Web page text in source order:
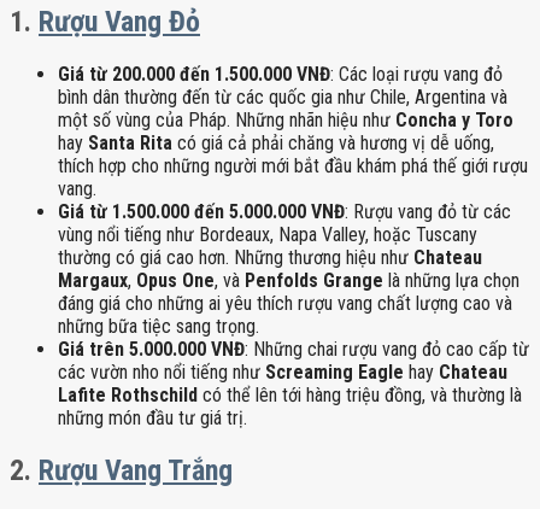
1. Rượu Vang Đỏ
Giá từ 200.000 đến 1.500.000 VNĐ: Các loại rượu vang đỏ
bình dân thường đến từ các quốc gia như Chile, Argentina và
một số vùng của Pháp. Những nhãn hiệu như Concha y Toro
hay Santa Rita có giá cả phải chăng và hương vị dễ uống,
thích hợp cho những người mới bắt đầu khám phá thế giới rượu
vang.
Giá từ 1.500.000 đến 5.000.000 VNĐ: Rượu vang đỏ từ các
vùng nổi tiếng như Bordeaux, Napa Valley, hoặc Tuscany
thường có giá cao hơn. Những thương hiệu như Chateau
Margaux, Opus One, và Penfolds Grange là những lựa chọn
đáng giá cho những ai yêu thích rượu vang chất lượng cao và
những bữa tiệc sang trọng.
Giá trên 5.000.000 VNĐ: Những chai rượu vang đỏ cao cấp từ
các vườn nho nổi tiếng như Screaming Eagle hay Chateau
Lafite Rothschild có thể lên tới hàng triệu đồng, và thường là
những món đầu tư giá trị.
2. Rượu Vang Trắng